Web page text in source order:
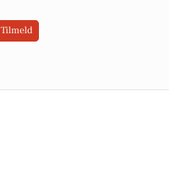
Tilmeld